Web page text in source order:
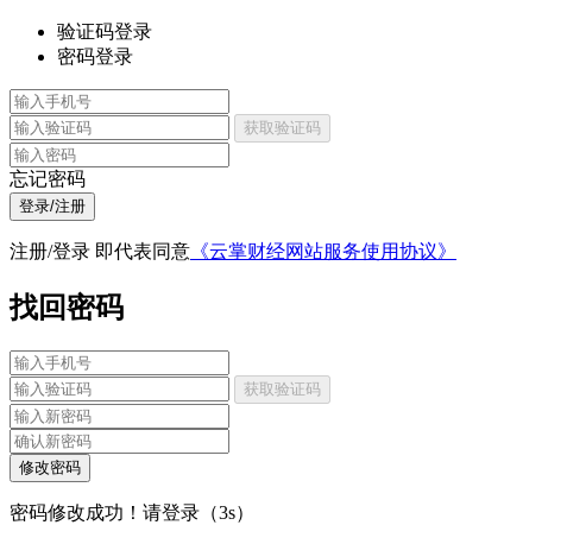
验证码登录
密码登录
获取验证码
忘记密码
登录/注册
注册/登录 即代表同意 《云掌财经网站服务使用协议》
找回密码
获取验证码
修改密码
密码修改成功！请登录（3s）